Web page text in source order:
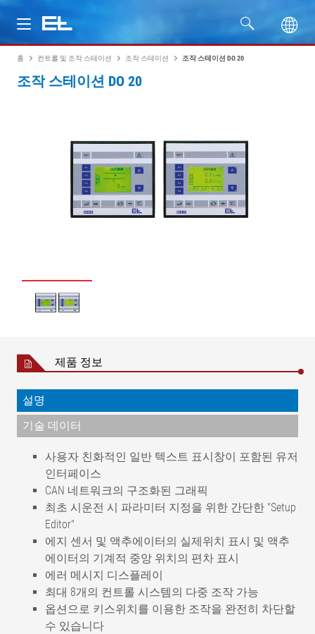
제품
홈 컨트롤 및 조작 스테이션 조작 스테이션 조작 스테이션 DO 20
조작 스테이션 DO 20
제품 정보
설명
기술 데이터
사용자 친화적인 일반 텍스트 표시창이 포함된 유저
인터페이스
CAN 네트워크의 구조화된 그래픽
최초 시운전 시 파라미터 지정을 위한 간단한 "Setup
Editor"
에지 센서 및 액추에이터의 실제위치 표시 및 액추
에이터의 기계적 중앙 위치의 편차 표시
에러 메시지 디스플레이
최대 8개의 컨트롤 시스템의 다중 조작 가능
옵션으로 키스위치를 이용한 조작을 완전히 차단할
수 있습니다